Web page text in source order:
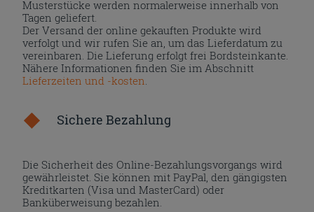
Musterstücke werden normalerweise innerhalb von
Tagen geliefert.
Der Versand der online gekauften Produkte wird
verfolgt und wir rufen Sie an, um das Lieferdatum zu
vereinbaren. Die Lieferung erfolgt frei Bordsteinkante.
Nähere Informationen finden Sie im Abschnitt
Lieferzeiten und -kosten.
Sichere Bezahlung
Die Sicherheit des Online-Bezahlungsvorgangs wird
gewährleistet. Sie können mit PayPal, den gängigsten
Kreditkarten (Visa und MasterCard) oder
Banküberweisung bezahlen.